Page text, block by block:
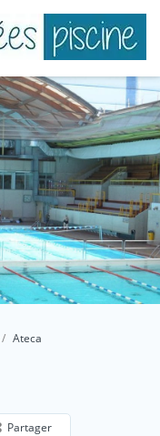
Ateca
Partager